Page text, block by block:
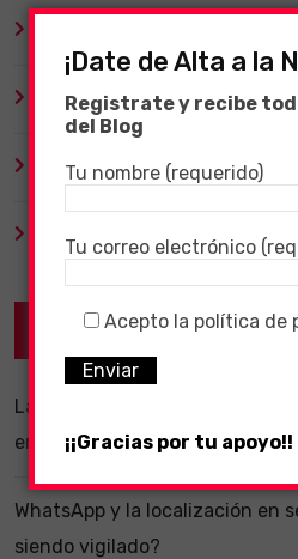
TV y Series
Videojuegos
Virales
Recent Posts
La importancia de un software
empresa
WhatsApp y la localización en
siendo vigilado?
¡Date de Alta a la
Registrate y recibe
del Blog
Tu nombre (requerido)
Tu correo electrónico
Acepto la política de
¡¡Gracias por tu apoyo!!